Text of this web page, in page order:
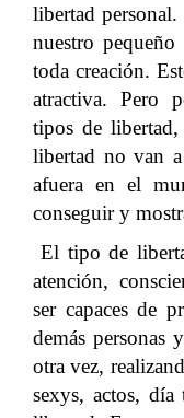
libertad
nuestro
toda creación.
atractiva. Pero
tipos de
libertad no van
afuera en el
conseguir y
El tipo de
atención,
ser capaces de
demás personas
otra vez,
sexys, actos, día